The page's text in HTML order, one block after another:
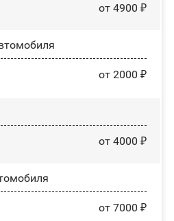
от 4900 ₽
от 2000 ₽
от 4000 ₽
от 7000 ₽